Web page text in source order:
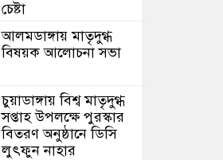
চেষ্টা
আলমডাঙ্গায় মাতৃদুগ্ধ
বিষয়ক আলোচনা সভা
চুয়াডাঙ্গায় বিশ্ব মাতৃদুগ্ধ
সপ্তাহ উপলক্ষে পুরস্কার
বিতরণ অনুষ্ঠানে ডিসি
লুৎফুন নাহার